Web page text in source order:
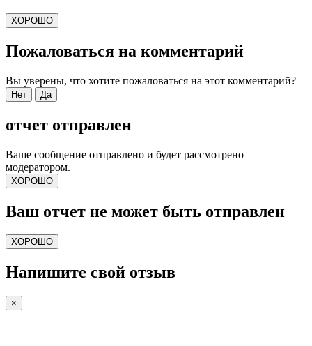
ХОРОШО
Пожаловаться на комментарий
Вы уверены, что хотите пожаловаться на этот комментарий?
Нет Да
отчет отправлен
Ваше сообщение отправлено и будет рассмотрено
модератором.
ХОРОШО
Ваш отчет не может быть отправлен
ХОРОШО
Напишите свой отзыв
×